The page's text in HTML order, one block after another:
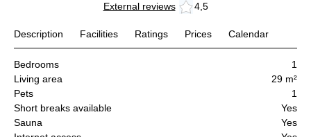
External reviews 4,5
Description Facilities Ratings Prices Calendar
Bedrooms
1
Living area
29 m²
Pets
1
Short breaks available
Yes
Sauna
Yes